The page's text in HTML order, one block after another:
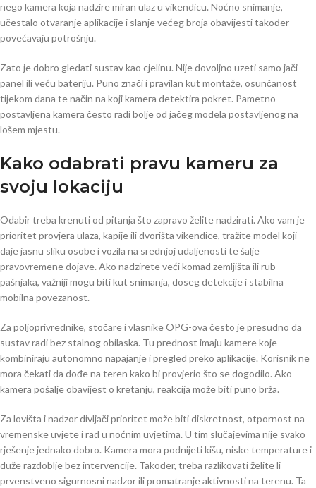
nego kamera koja nadzire miran ulaz u vikendicu. Noćno snimanje,
učestalo otvaranje aplikacije i slanje većeg broja obavijesti također
povećavaju potrošnju.
Zato je dobro gledati sustav kao cjelinu. Nije dovoljno uzeti samo jači
panel ili veću bateriju. Puno znači i pravilan kut montaže, osunčanost
tijekom dana te način na koji kamera detektira pokret. Pametno
postavljena kamera često radi bolje od jačeg modela postavljenog na
lošem mjestu.
Kako odabrati pravu kameru za
svoju lokaciju
Odabir treba krenuti od pitanja što zapravo želite nadzirati. Ako vam je
prioritet provjera ulaza, kapije ili dvorišta vikendice, tražite model koji
daje jasnu sliku osobe i vozila na srednjoj udaljenosti te šalje
pravovremene dojave. Ako nadzirete veći komad zemljišta ili rub
pašnjaka, važniji mogu biti kut snimanja, doseg detekcije i stabilna
mobilna povezanost.
Za poljoprivrednike, stočare i vlasnike OPG-ova često je presudno da
sustav radi bez stalnog obilaska. Tu prednost imaju kamere koje
kombiniraju autonomno napajanje i pregled preko aplikacije. Korisnik ne
mora čekati da dođe na teren kako bi provjerio što se dogodilo. Ako
kamera pošalje obavijest o kretanju, reakcija može biti puno brža.
Za lovišta i nadzor divljači prioritet može biti diskretnost, otpornost na
vremenske uvjete i rad u noćnim uvjetima. U tim slučajevima nije svako
rješenje jednako dobro. Kamera mora podnijeti kišu, niske temperature i
duže razdoblje bez intervencije. Također, treba razlikovati želite li
prvenstveno sigurnosni nadzor ili promatranje aktivnosti na terenu. Ta